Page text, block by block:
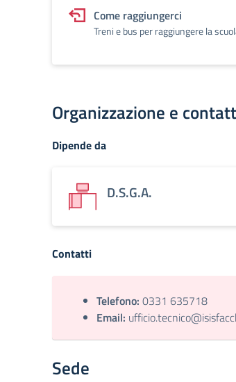
Come raggiungerci
Treni e bus per raggiungere la
Organizzazione e
Dipende da
D.S.G.A.
Contatti
Telefono: 0331 635718
Email:
Sede